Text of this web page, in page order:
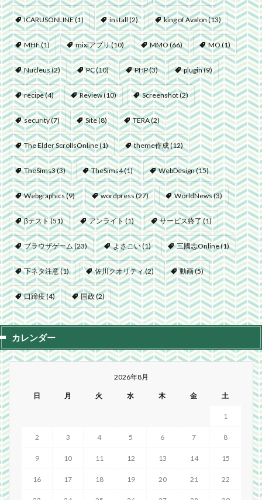
ICARUSONLINE(1) install(2) king of Avalon(13)
MHF(1) mixiアプリ(10) MMO(66) MO(1)
Nucleus(2) PC(10) PHP(3) plugin(9)
recipe(4) Review(10) Screenshot(2)
security(7) Site(8) TERA(2)
The Elder ScrollsOnline(1) theme作成(12)
TheSims3(3) TheSims4(1) WebDesign(15)
Webgraphics(9) wordpress(27) WorldNews(3)
βテスト(51) アンライト(1) サービス終了(1)
ブラウザゲーム(23) よさこい(1) 三國志Online(1)
下ネタ注意(1) 佐川クオリティ(2) 動画(5)
口蹄疫(4) 国政(2)
カレンダー
2026年8月
日 月 火 水 木 金 土
1
2 3 4 5 6 7 8
9 10 11 12 13 14 15
16 17 18 19 20 21 22